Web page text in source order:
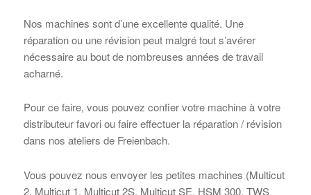
Nos machines sont d’une excellente qualité. Une
réparation ou une révision peut malgré tout s’avérer
nécessaire au bout de nombreuses années de travail
acharné.
Pour ce faire, vous pouvez confier votre machine à votre
distributeur favori ou faire effectuer la réparation / révision
dans nos ateliers de Freienbach.
Vous pouvez nous envoyer les petites machines (Multicut
2, Multicut 1, Multicut 2S, Multicut SE, HSM 300, TWS